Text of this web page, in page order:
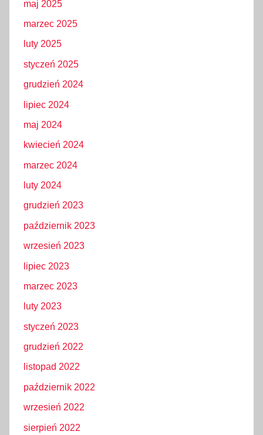
maj 2025
marzec 2025
luty 2025
styczeń 2025
grudzień 2024
lipiec 2024
maj 2024
kwiecień 2024
marzec 2024
luty 2024
grudzień 2023
październik 2023
wrzesień 2023
lipiec 2023
marzec 2023
luty 2023
styczeń 2023
grudzień 2022
listopad 2022
październik 2022
wrzesień 2022
sierpień 2022